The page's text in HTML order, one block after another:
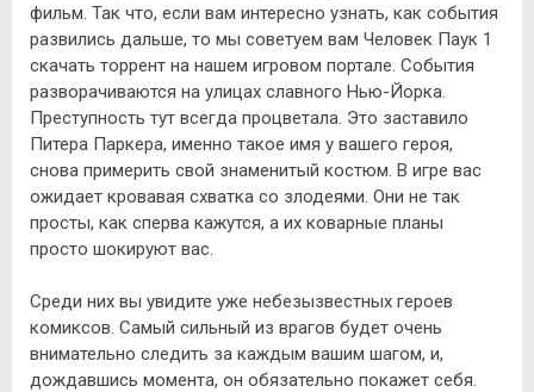
фильм. Так что, если вам интересно узнать, как события
развились дальше, то мы советуем вам Человек Паук 1
скачать торрент на нашем игровом портале. События
разворачиваются на улицах славного Нью-Йорка.
Преступность тут всегда процветала. Это заставило
Питера Паркера, именно такое имя у вашего героя,
снова примерить свой знаменитый костюм. В игре вас
ожидает кровавая схватка со злодеями. Они не так
просты, как сперва кажутся, а их коварные планы
просто шокируют вас.
Среди них вы увидите уже небезызвестных героев
комиксов. Самый сильный из врагов будет очень
внимательно следить за каждым вашим шагом, и,
дождавшись момента, он обязательно покажет себя.